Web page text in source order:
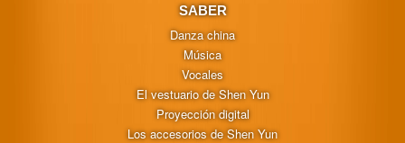
SABER
Danza china
Música
Vocales
El vestuario de Shen Yun
Proyección digital
Los accesorios de Shen Yun